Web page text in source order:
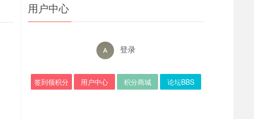
用户中心
登录
签到领积分 用户中心 积分商城 论坛BBS